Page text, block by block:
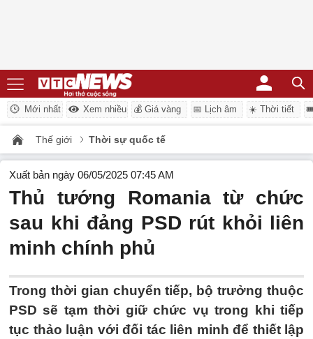
Mới nhất Xem nhiều 💰 Giá vàng 📅 Lịch âm ☀️ Thời tiết
Thế giới Thời sự quốc tế
Xuất bản ngày 06/05/2025 07:45 AM
Thủ tướng Romania từ chức
sau khi đảng PSD rút khỏi liên
minh chính phủ
Trong thời gian chuyển tiếp, bộ trưởng thuộc
PSD sẽ tạm thời giữ chức vụ trong khi tiếp
tục thảo luận với đối tác liên minh để thiết lập